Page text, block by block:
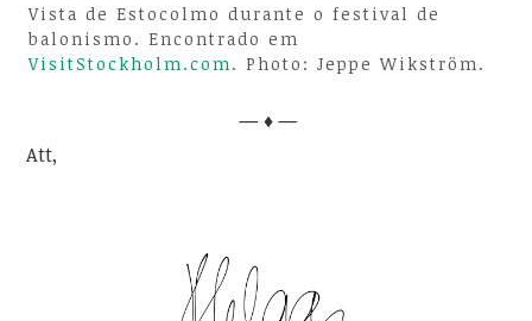
Vista de Estocolmo durante o festival de
balonismo. Encontrado em
VisitStockholm.com. Photo: Jeppe Wikström.
— ♦ —
Att,